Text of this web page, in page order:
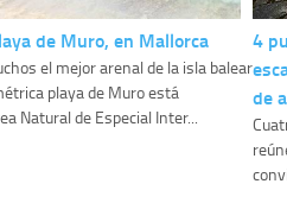
de Muro, en Mallorca
el mejor arenal de la isla balear
playa de Muro está
Natural de Especial Inter...
4
de